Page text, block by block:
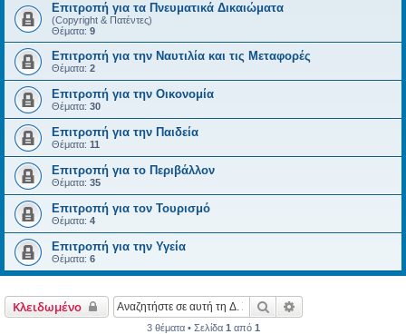
Επιτροπή για τα Πνευματικά Δικαιώματα
(Copyright & Πατέντες)
Θέματα: 9
Επιτροπή για την Ναυτιλία και τις Μεταφορές
Θέματα: 2
Επιτροπή για την Οικονομία
Θέματα: 30
Επιτροπή για την Παιδεία
Θέματα: 11
Επιτροπή για το Περιβάλλον
Θέματα: 35
Επιτροπή για τον Τουρισμό
Θέματα: 4
Επιτροπή για την Υγεία
Θέματα: 6
Κλειδωμένο Αναζήτηση
3 θέματα • Σελίδα 1 από 1